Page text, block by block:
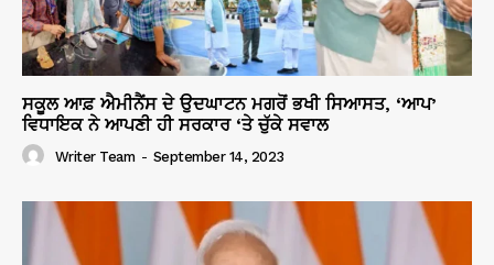
ਸਕੂਲ ਆਫ਼ ਐਮੀਨੈਂਸ ਦੇ ਉਦਘਾਟਨ ਮਗਰੋਂ ਭਖੀ ਸਿਆਸਤ, ‘ਆਪ’
ਵਿਧਾਇਕ ਨੇ ਆਪਣੀ ਹੀ ਸਰਕਾਰ ‘ਤੇ ਚੁੱਕੇ ਸਵਾਲ
Writer Team - September 14, 2023